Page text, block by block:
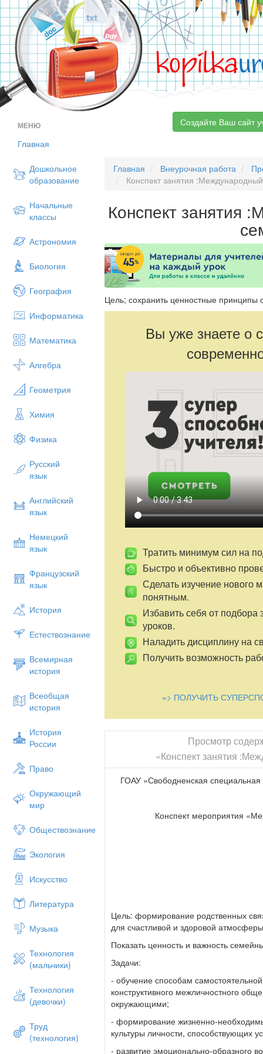
kopilka
МЕНЮ
Главная
Дошкольное
образование
Начальные
классы
Астрономия
Биология
География
Информатика
Математика
Алгебра
Геометрия
Химия
Физика
Русский
язык
Английский
язык
Немецкий
язык
Французский
язык
История
Естествознание
Всемирная
история
Всеобщая
история
История
России
Право
Окружающий
мир
Обществознание
Экология
Искусство
Литература
Музыка
Технология
(мальчики)
Технология
(девочки)
Труд
(технология)
Создайте Ваш сайт
Главная Внеурочная работа
Конспект занятия
Конспект занятия
Цель; сохранить ценностные принципы
Вы уже знаете о
Тратить минимум сил на
Быстро и объективно
Сделать изучение нового
понятным.
Избавить себя от подбора
уроков.
Наладить дисциплину на
Получить возможность
=> ПОЛУЧИТЬ
Просмотр
«Конспект занятия
ГОАУ «Свободненская
Конспект мероприятия
Цель: формирование родственных
для счастливой и здоровой
Показать ценность и важность
Задачи:
- обучение способам
конструктивного межличностного
окружающими;
- формирование жизненно-
культуры личности, способствующих
- развитие эмоционально-образного